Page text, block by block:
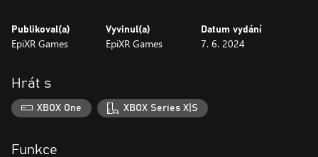
Publikoval(a)
EpiXR Games
Vyvinul(a)
EpiXR Games
Datum vydání
7. 6. 2024
Hrát s
XBOX One XBOX Series X|S
Funkce